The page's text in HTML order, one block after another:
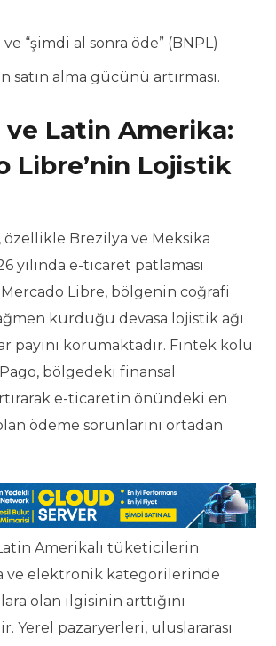
“şimdi al sonra öde” (BNPL)
satın alma gücünü artırması.
ve Latin Amerika:
Libre’nin Lojistik
özellikle Brezilya ve Meksika
yılında e-ticaret patlaması
Mercado Libre, bölgenin coğrafi
kurduğu devasa lojistik ağı
payını korumaktadır. Fintek kolu
bölgedeki finansal
artırarak e-ticaretin önündeki en
ödeme sorunlarını ortadan
Amerikalı tüketicilerin
ve elektronik kategorilerinde
olan ilgisinin arttığını
Yerel pazaryerleri, uluslararası